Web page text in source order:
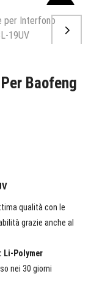
Baofeng
qualità con le
grazie anche al
Li-Polymer
nei 30 giorni